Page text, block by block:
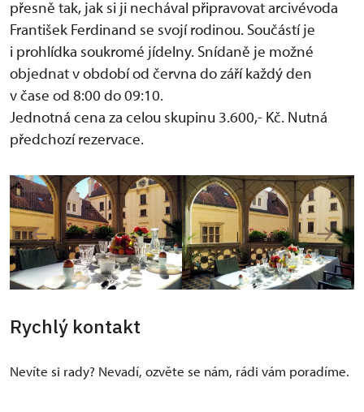
přesně tak, jak si ji nechával připravovat arcivévoda
František Ferdinand se svojí rodinou. Součástí je
i prohlídka soukromé jídelny. Snídaně je možné
objednat v období od června do září každý den
v čase od 8:00 do 09:10.
Jednotná cena za celou skupinu 3.600,- Kč. Nutná
předchozí rezervace.
Rychlý kontakt
Nevíte si rady? Nevadí, ozvěte se nám, rádi vám poradíme.